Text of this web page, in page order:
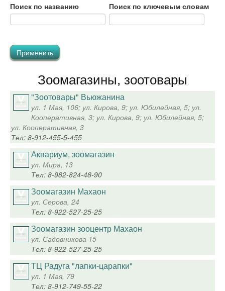
Поиск по названию
Поиск по ключевым словам
Зоомагазины, зоотовары
"Зоотовары" Вьюжанина
ул. 1 Мая, 106; ул. Кирова, 9; ул. Юбилейная, 5; ул.
Кооперативная, 3; ул. Кирова, 9; ул. Юбилейная, 5;
ул. Кооперативная, 3
Тел: 8-912-455-5-455
Аквариум, зоомагазин
ул. Мира, 13
Тел: 8-982-824-48-90
Зоомагазин Махаон
ул. Серова, 24
Тел: 8-922-527-25-25
Зоомагазин зооцентр Махаон
ул. Садовникова 15
Тел: 8-922-527-25-25
ТЦ Радуга "лапки-царапки"
ул. 1 Мая, 79
Тел: 8-912-749-55-22